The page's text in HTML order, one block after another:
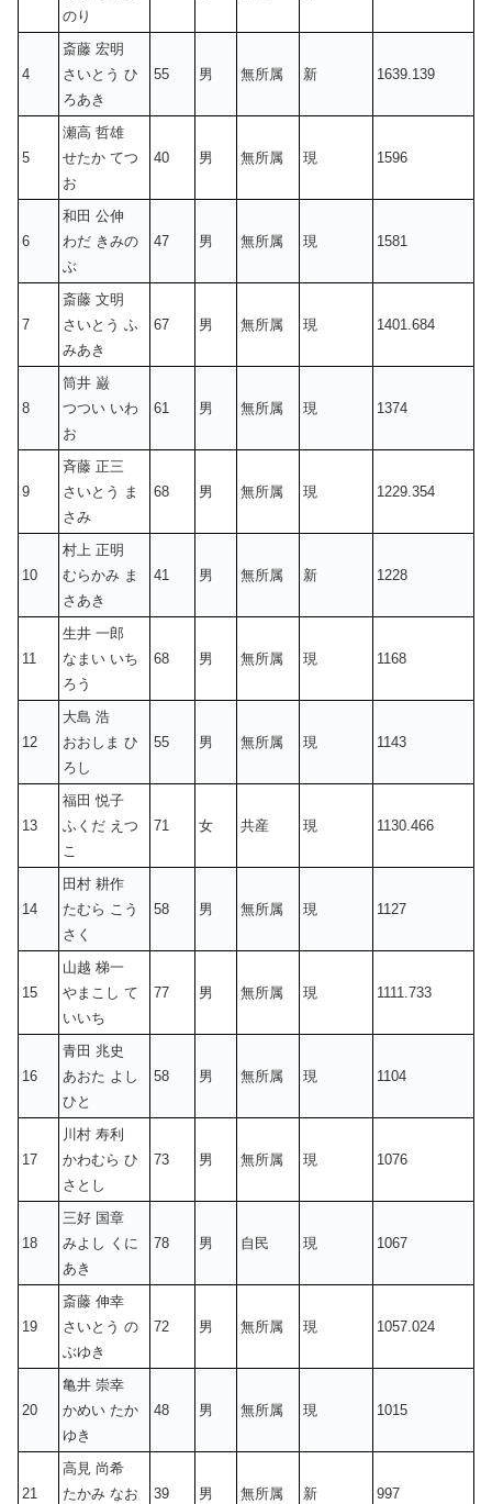
のり
4
斎藤 宏明
さいとう ひ
ろあき
55 男 無所属 新 1639.139
5
瀬高 哲雄
せたか てつ
お
40 男 無所属 現 1596
6
和田 公伸
わだ きみの
ぶ
47 男 無所属 現 1581
7
斎藤 文明
さいとう ふ
みあき
67 男 無所属 現 1401.684
8
筒井 巌
つつい いわ
お
61 男 無所属 現 1374
9
斉藤 正三
さいとう ま
さみ
68 男 無所属 現 1229.354
10
村上 正明
むらかみ ま
さあき
41 男 無所属 新 1228
11
生井 一郎
なまい いち
ろう
68 男 無所属 現 1168
12
大島 浩
おおしま ひ
ろし
55 男 無所属 現 1143
13
福田 悦子
ふくだ えつ
こ
71 女 共産 現 1130.466
14
田村 耕作
たむら こう
さく
58 男 無所属 現 1127
15
山越 梯一
やまこし て
いいち
77 男 無所属 現 1111.733
16
青田 兆史
あおた よし
ひと
58 男 無所属 現 1104
17
川村 寿利
かわむら ひ
さとし
73 男 無所属 現 1076
18
三好 国章
みよし くに
あき
78 男 自民 現 1067
19
斎藤 伸幸
さいとう の
ぶゆき
72 男 無所属 現 1057.024
20
亀井 崇幸
かめい たか
ゆき
48 男 無所属 現 1015
21
高見 尚希
たかみ なお
39 男 無所属 新 997